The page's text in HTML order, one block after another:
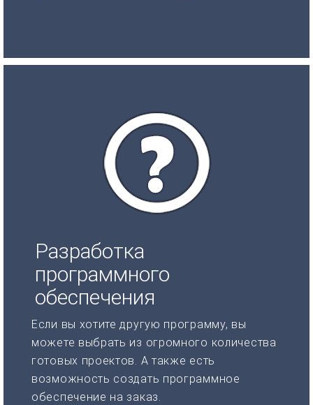
Разработка
программного
обеспечения
Если вы хотите другую программу, вы
можете выбрать из огромного количества
готовых проектов. А также есть
возможность создать программное
обеспечение на заказ.